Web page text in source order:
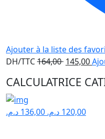
Ajouter à la liste des
DH/TTC164,00 Le
initial
164,00 .
145,00Le
CALCULATRICE
136,00 د.م. 120,00 د.م.